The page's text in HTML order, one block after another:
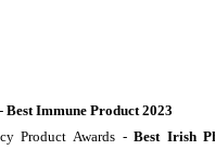
Best Immune Product 2023
Product Awards -Best Irish